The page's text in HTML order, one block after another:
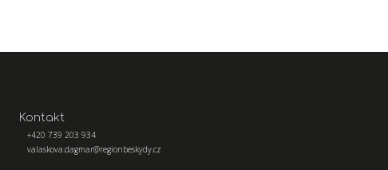
Kontakt
+420 739 203 934
valaskova.dagmar@regionbeskydy.cz